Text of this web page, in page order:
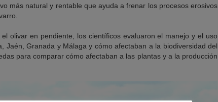
más natural y rentable que ayuda a frenar los procesos erosivos
olivar en pendiente, los científicos evaluaron el manejo y el uso
Jaén, Granada y Málaga y cómo afectaban a la biodiversidad del
para comparar cómo afectaban a las plantas y a la producción